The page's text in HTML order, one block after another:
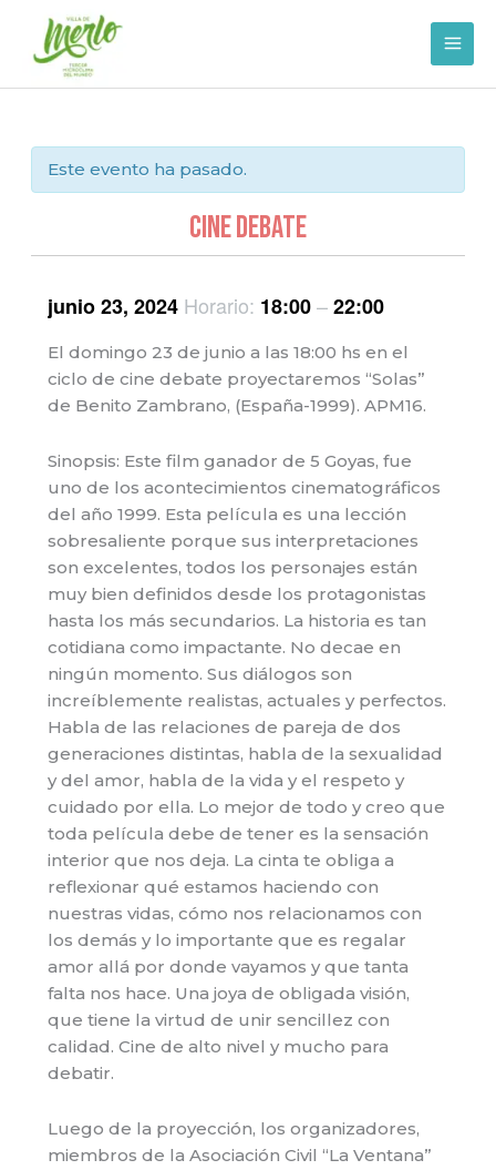
contenido
Este evento ha pasado.
Cine Debate
junio 23, 2024 Horario: 18:00–22:00
El domingo 23 de junio a las 18:00 hs en el
ciclo de cine debate proyectaremos “Solas”
de Benito Zambrano, (España-1999). APM16.
Sinopsis: Este film ganador de 5 Goyas, fue
uno de los acontecimientos cinematográficos
del año 1999. Esta película es una lección
sobresaliente porque sus interpretaciones
son excelentes, todos los personajes están
muy bien definidos desde los protagonistas
hasta los más secundarios. La historia es tan
cotidiana como impactante. No decae en
ningún momento. Sus diálogos son
increíblemente realistas, actuales y perfectos.
Habla de las relaciones de pareja de dos
generaciones distintas, habla de la sexualidad
y del amor, habla de la vida y el respeto y
cuidado por ella. Lo mejor de todo y creo que
toda película debe de tener es la sensación
interior que nos deja. La cinta te obliga a
reflexionar qué estamos haciendo con
nuestras vidas, cómo nos relacionamos con
los demás y lo importante que es regalar
amor allá por donde vayamos y que tanta
falta nos hace. Una joya de obligada visión,
que tiene la virtud de unir sencillez con
calidad. Cine de alto nivel y mucho para
debatir.
Luego de la proyección, los organizadores,
miembros de la Asociación Civil “La Ventana”